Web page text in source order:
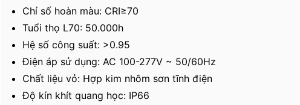
Chỉ số hoàn màu: CRI≥70
Tuổi thọ L70: 50.000h
Hệ số công suất: >0.95
Điện áp sử dụng: AC 100-277V ~ 50/60Hz
Chất liệu vỏ: Hợp kim nhôm sơn tĩnh điện
Độ kín khít quang học: IP66